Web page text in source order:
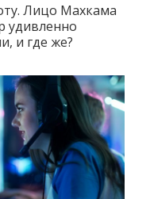
Лицо Махкама
удивленно
и где же?